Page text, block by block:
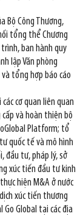
Bộ Công Thương,
tổng thể Chương
ban hành quy
lập Văn phòng
tổng hợp báo cáo
cơ quan liên quan
và hoàn thiện bộ
Platform; tổ
quốc tế và mô hình
đầu tư, pháp lý, sở
xúc tiến đầu tư kinh
hiện M&A ở nước
xúc tiến thương
Go Global tại các địa